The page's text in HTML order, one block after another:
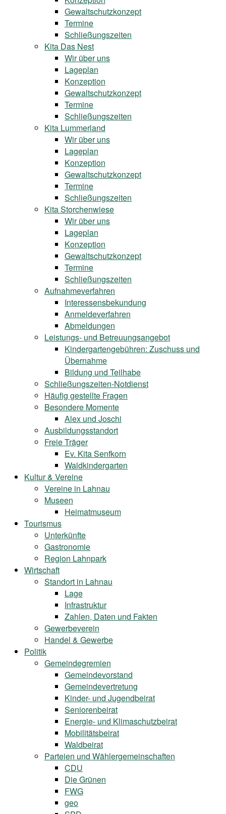
Gewaltschutzkonzept
Termine
Schließungszeiten
Kita Das Nest
Wir über uns
Lageplan
Konzeption
Gewaltschutzkonzept
Termine
Schließungszeiten
Kita Lummerland
Wir über uns
Lageplan
Konzeption
Gewaltschutzkonzept
Termine
Schließungszeiten
Kita Storchenwiese
Wir über uns
Lageplan
Konzeption
Gewaltschutzkonzept
Termine
Schließungszeiten
Aufnahmeverfahren
Interessensbekundung
Anmeldeverfahren
Abmeldungen
Leistungs- und Betreuungsangebot
Kindergartengebühren: Zuschuss und
Übernahme
Bildung und Teilhabe
Schließungszeiten-Notdienst
Häufig gestellte Fragen
Besondere Momente
Alex und Joschi
Ausbildungsstandort
Freie Träger
Ev. Kita Senfkorn
Waldkindergarten
Kultur & Vereine
Vereine in Lahnau
Museen
Heimatmuseum
Tourismus
Unterkünfte
Gastronomie
Region Lahnpark
Wirtschaft
Standort in Lahnau
Lage
Infrastruktur
Zahlen, Daten und Fakten
Gewerbeverein
Handel & Gewerbe
Politik
Gemeindegremien
Gemeindevorstand
Gemeindevertretung
Kinder- und Jugendbeirat
Seniorenbeirat
Energie- und Klimaschutzbeirat
Mobilitätsbeirat
Waldbeirat
Parteien und Wählergemeinschaften
CDU
Die Grünen
FWG
geo